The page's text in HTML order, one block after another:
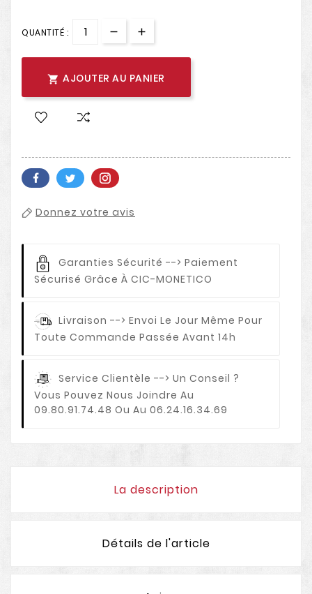
QUANTITÉ :
 AJOUTER AU PANIER
Donnez votre avis
Garanties Sécurité --> Paiement
Sécurisé Grâce À CIC-MONETICO
Livraison --> Envoi Le Jour Même Pour
Toute Commande Passée Avant 14h
Service Clientèle --> Un Conseil ?
Vous Pouvez Nous Joindre Au
09.80.91.74.48 Ou Au 06.24.16.34.69
La description
Détails de l'article